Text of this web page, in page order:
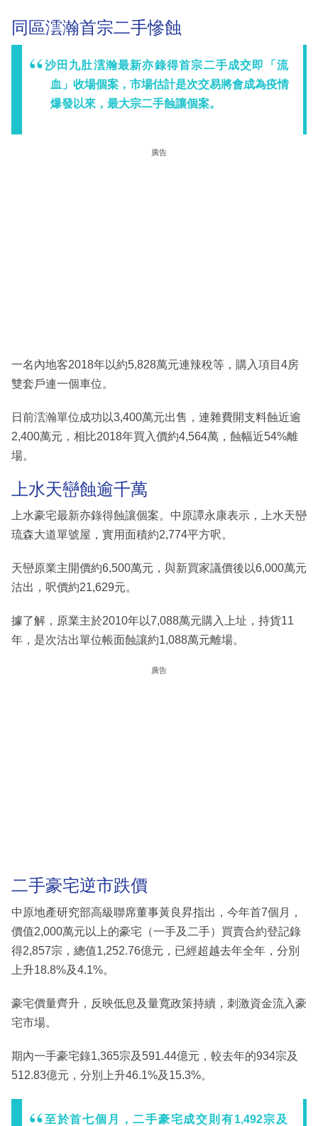
同區澐瀚首宗二手慘蝕
沙田九肚澐瀚最新亦錄得首宗二手成交即「流
血」收場個案，市場估計是次交易將會成為疫情
爆發以來，最大宗二手蝕讓個案。
廣告
一名內地客2018年以約5,828萬元連辣稅等，購入項目4房
雙套戶連一個車位。
日前澐瀚單位成功以3,400萬元出售，連雜費開支料蝕近逾
2,400萬元，相比2018年買入價約4,564萬，蝕幅近54%離
場。
上水天巒蝕逾千萬
上水豪宅最新亦錄得蝕讓個案。中原譚永康表示，上水天巒
琉森大道單號屋，實用面積約2,774平方呎。
天巒原業主開價約6,500萬元，與新買家議價後以6,000萬元
沽出，呎價約21,629元。
據了解，原業主於2010年以7,088萬元購入上址，持貨11
年，是次沽出單位帳面蝕讓約1,088萬元離場。
廣告
二手豪宅逆市跌價
中原地產研究部高級聯席董事黃良昇指出，今年首7個月，
價值2,000萬元以上的豪宅（一手及二手）買賣合約登記錄
得2,857宗，總值1,252.76億元，已經超越去年全年，分別
上升18.8%及4.1%。
豪宅價量齊升，反映低息及量寬政策持續，刺激資金流入豪
宅市場。
期內一手豪宅錄1,365宗及591.44億元，較去年的934宗及
512.83億元，分別上升46.1%及15.3%。
至於首七個月，二手豪宅成交則有1,492宗及